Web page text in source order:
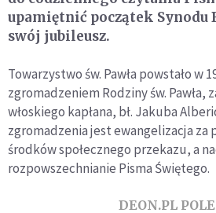
upamiętnić początek Synodu
swój jubileusz.
Towarzystwo św. Pawła powstało w
zgromadzeniem Rodziny św. Pawła,
włoskiego kapłana, bł. Jakuba
zgromadzenia jest ewangelizacja za
środków społecznego przekazu, a
rozpowszechnianie Pisma Świętego.
DEON.PL